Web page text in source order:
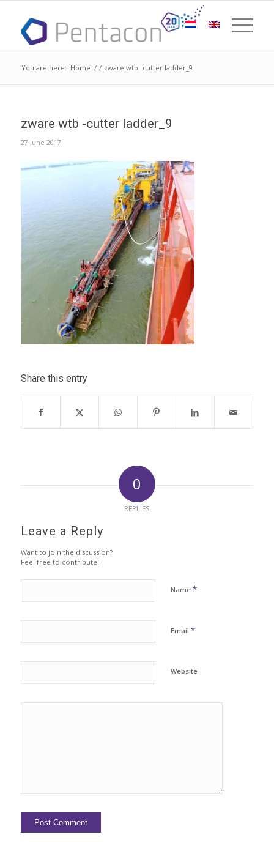
You are here: Home / / zware wtb -cutter ladder_9
zware wtb -cutter ladder_9
27 June 2017
Share this entry
0
REPLIES
Leave a Reply
Want to join the discussion?
Feel free to contribute!
Name *
Email *
Website